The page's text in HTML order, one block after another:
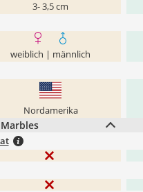
3- 3,5 cm
weiblich | männlich
Nordamerika